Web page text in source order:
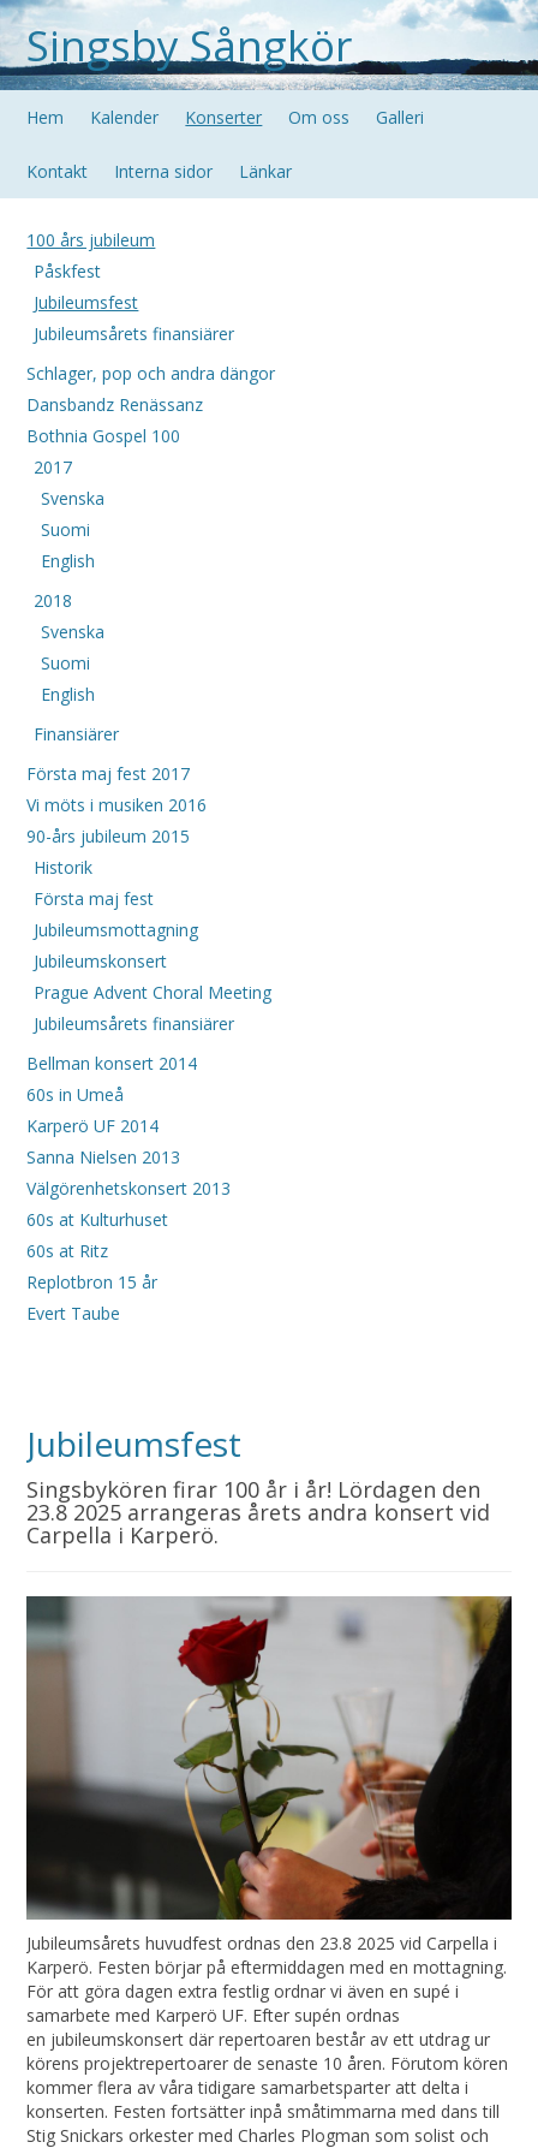
Singsby Sångkör
Hem Kalender Konserter Om oss Galleri
Kontakt Interna sidor Länkar
100 års jubileum
Påskfest
Jubileumsfest
Jubileumsårets finansiärer
Schlager, pop och andra dängor
Dansbandz Renässanz
Bothnia Gospel 100
2017
Svenska
Suomi
English
2018
Svenska
Suomi
English
Finansiärer
Första maj fest 2017
Vi möts i musiken 2016
90-års jubileum 2015
Historik
Första maj fest
Jubileumsmottagning
Jubileumskonsert
Prague Advent Choral Meeting
Jubileumsårets finansiärer
Bellman konsert 2014
60s in Umeå
Karperö UF 2014
Sanna Nielsen 2013
Välgörenhetskonsert 2013
60s at Kulturhuset
60s at Ritz
Replotbron 15 år
Evert Taube
Jubileumsfest
Singsbykören firar 100 år i år! Lördagen den
23.8 2025 arrangeras årets andra konsert vid
Carpella i Karperö.
Jubileumsårets huvudfest ordnas den 23.8 2025 vid Carpella i
Karperö. Festen börjar på eftermiddagen med en mottagning.
För att göra dagen extra festlig ordnar vi även en supé i
samarbete med Karperö UF. Efter supén ordnas
en jubileumskonsert där repertoaren består av ett utdrag ur
körens projektrepertoarer de senaste 10 åren. Förutom kören
kommer flera av våra tidigare samarbetsparter att delta i
konserten. Festen fortsätter inpå småtimmarna med dans till
Stig Snickars orkester med Charles Plogman som solist och